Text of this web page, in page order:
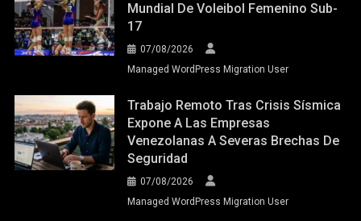
Mundial De Voleibol Femenino Sub-
17
07/08/2026
Managed WordPress Migration User
Trabajo Remoto Tras Crisis Sísmica
Expone A Las Empresas
Venezolanas A Severas Brechas De
Seguridad
07/08/2026
Managed WordPress Migration User